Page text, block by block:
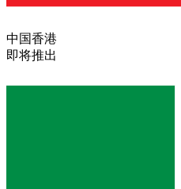
中国香港
即将推出